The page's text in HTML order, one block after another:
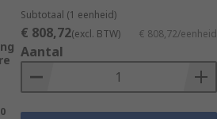
Subtotaal (1 eenheid)
€ 808,72(excl. BTW) € 808,72/eenheid
Aantal